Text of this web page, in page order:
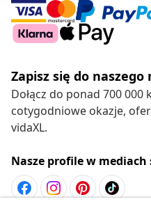
Zapisz się do
Dołącz do ponad 700
cotygodniowe okazje,
vidaXL.
Nasze profile w mediach